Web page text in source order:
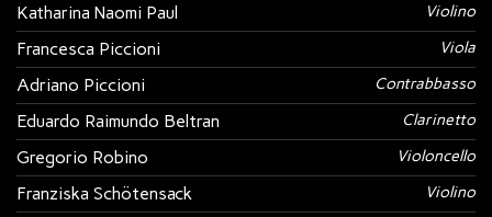
Katharina Naomi Paul Violino
Francesca Piccioni Viola
Adriano Piccioni Contrabbasso
Eduardo Raimundo Beltran Clarinetto
Gregorio Robino Violoncello
Franziska Schötensack Violino